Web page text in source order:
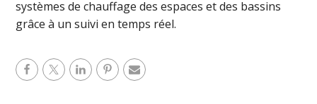
systèmes de chauffage des espaces et des bassins
grâce à un suivi en temps réel.